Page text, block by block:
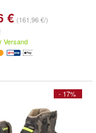
€ (161,96 €/)
Versand
- 17%